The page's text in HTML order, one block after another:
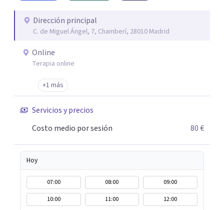
además con un servicio de hipnosis regresiva para el
trabajo de "Terapia del Alma".
Dirección principal
C. de Miguel Ángel, 7, Chamberí, 28010 Madrid
Online
Terapia online
+1 más
Servicios y precios
Costo medio por sesión
80 €
Hoy
07:00 08:00
09:00
10:00
11:00 12:00